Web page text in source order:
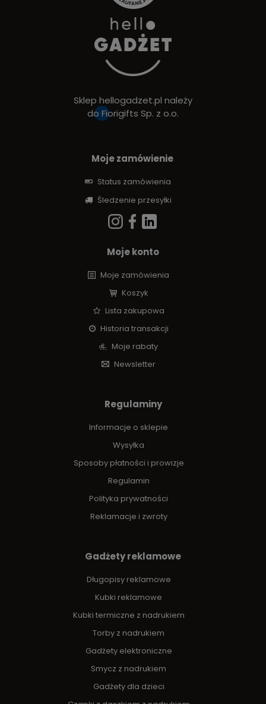
Sklep hellogadzet.pl należy
do Fiorigifts Sp. z o.o.
Moje zamówienie
Status zamówienia
Śledzenie przesyłki
Moje konto
Moje zamówienia
Koszyk
Lista zakupowa
Historia transakcji
Moje rabaty
Newsletter
Regulaminy
Informacje o sklepie
Wysyłka
Sposoby płatności i prowizje
Regulamin
Polityka prywatności
Reklamacje i zwroty
Gadżety reklamowe
Długopisy reklamowe
Kubki reklamowe
Kubki termiczne z nadrukiem
Torby z nadrukiem
Gadżety elektroniczne
Smycz z nadrukiem
Gadżety dla dzieci